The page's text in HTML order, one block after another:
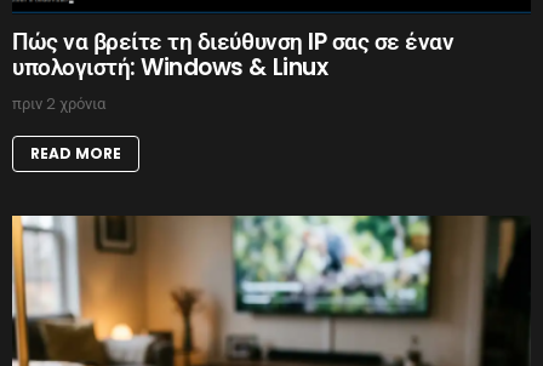
Πώς να βρείτε τη διεύθυνση IP σας σε έναν
υπολογιστή: Windows & Linux
πριν 2 χρόνια
READ MORE